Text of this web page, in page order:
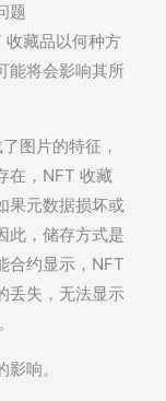
题
收藏品以何种方
能将会影响其所
图片的特征，
在，NFT 收藏
果元数据损坏或
此，储存方式是
合约显示，NFT
丢失，无法显示
响。